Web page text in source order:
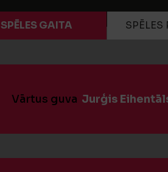
SPĒLES GAITA SPĒLES
Vārtus guva Jurģis